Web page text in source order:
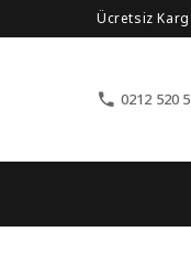
Ücretsiz
0212 520